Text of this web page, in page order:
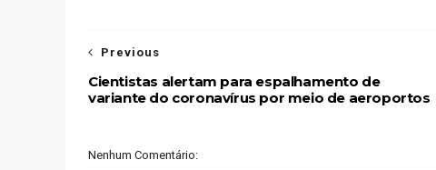
Previous
Cientistas alertam para espalhamento de
variante do coronavírus por meio de aeroportos
Nenhum Comentário: